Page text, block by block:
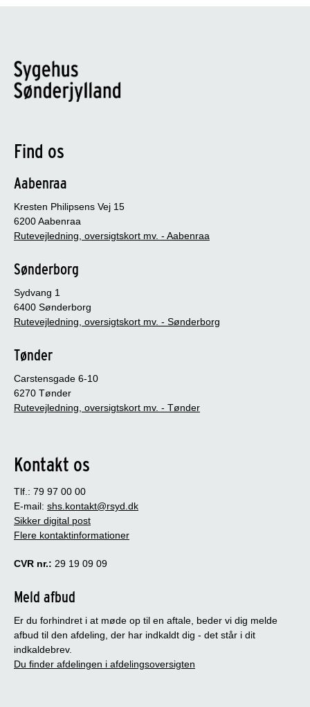
Find os
Aabenraa
Kresten Philipsens Vej 15
6200 Aabenraa
Rutevejledning, oversigtskort mv. - Aabenraa
Sønderborg
Sydvang 1
6400 Sønderborg
Rutevejledning, oversigtskort mv. - Sønderborg
Tønder
Carstensgade 6-10
6270 Tønder
Rutevejledning, oversigtskort mv. - Tønder
Kontakt os
Tlf.: 79 97 00 00
E-mail: shs.kontakt@rsyd.dk
Sikker digital post
Flere kontaktinformationer
CVR nr.: 29 19 09 09
Meld afbud
Er du forhindret i at møde op til en aftale, beder vi dig melde
afbud til den afdeling, der har indkaldt dig - det står i dit
indkaldebrev.
Du finder afdelingen i afdelingsoversigten